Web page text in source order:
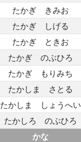
たかぎ きみお
たかぎ しげる
たかぎ ときお
たかぎ のぶひろ
たかぎ もりみち
たかしま さとる
たかしま しょうへい
たかしろ のぶひろ
かな